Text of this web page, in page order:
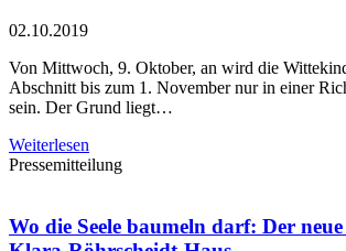
02.10.2019
Von Mittwoch, 9. Oktober, an wird die
Abschnitt bis zum 1. November nur in einer
sein. Der Grund liegt…
Weiterlesen
Pressemitteilung
Wo die Seele baumeln darf: Der